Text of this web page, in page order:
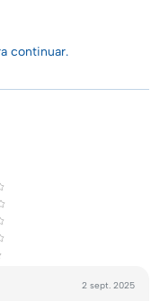
comerciales
tendencia
continuar.
2 sept. 2025